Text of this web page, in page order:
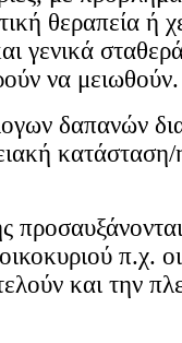
θεραπεία ή
γενικά
να μειωθούν.
δαπανών
π.χ.
και την